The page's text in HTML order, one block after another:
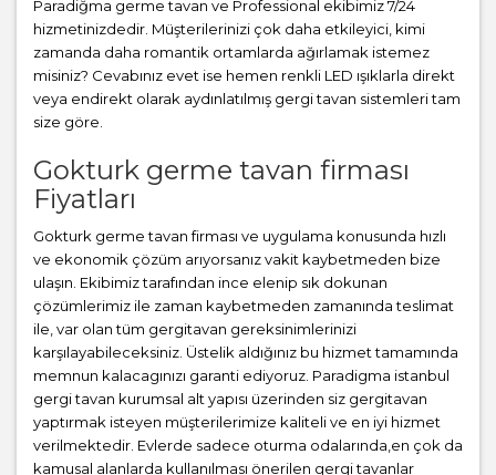
Paradiğma germe tavan ve Professional ekibimiz 7/24
hizmetinizdedir. Müşterilerinizi çok daha etkileyici, kimi
zamanda daha romantik ortamlarda ağırlamak istemez
misiniz? Cevabınız evet ise hemen renkli LED ışıklarla direkt
veya endirekt olarak aydınlatılmış gergi tavan sistemleri tam
size göre.
Gokturk germe tavan firması
Fiyatları
Gokturk germe tavan firması ve uygulama konusunda hızlı
ve ekonomik çözüm arıyorsanız vakit kaybetmeden bize
ulaşın. Ekibimiz tarafından ince elenip sık dokunan
çözümlerimiz ile zaman kaybetmeden zamanında teslimat
ile, var olan tüm gergitavan gereksinimlerinizi
karşılayabileceksiniz. Üstelik aldığınız bu hizmet tamamında
memnun kalacagınızı garanti ediyoruz. Paradigma istanbul
gergi tavan kurumsal alt yapısı üzerinden siz gergitavan
yaptırmak isteyen müşterilerimize kaliteli ve en iyi hizmet
verilmektedir. Evlerde sadece oturma odalarında,en çok da
kamusal alanlarda kullanılması önerilen gergi tavanlar